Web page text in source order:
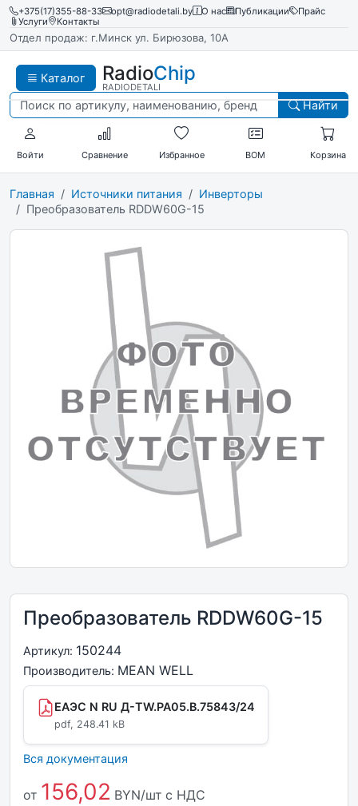
+375(17)355-88-33 opt@radiodetali.by О нас Публикации
Прайс
Услуги
Контакты
Отдел продаж: г.Минск ул. Бирюзова, 10А
Каталог RadioChip
RADIODETALI
Найти
Войти Сравнение Избранное BOM Корзина
Главная Источники питания
Инверторы
Преобразователь RDDW60G-15
Преобразователь RDDW60G-15
Артикул: 150244
Производитель: MEAN WELL
ЕАЭС N RU Д-TW.РА05.В.75843/24
pdf, 248.41 kB
Вся документация
от 156,02 BYN/шт с НДС